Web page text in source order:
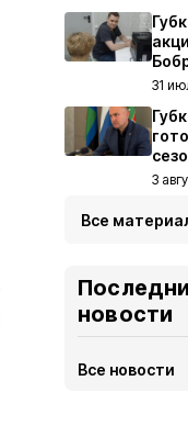
31
3
Все
новости
Все новости